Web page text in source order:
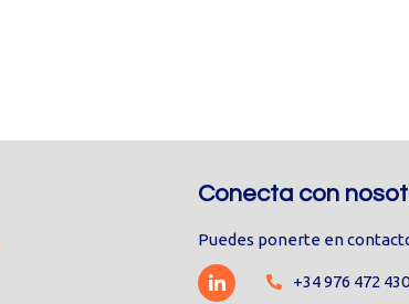
Conecta con
Puedes ponerte en
+34 976 472 430